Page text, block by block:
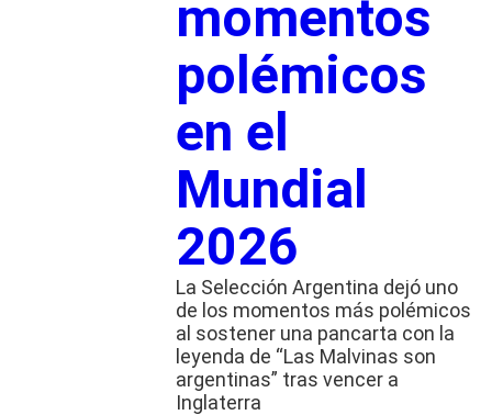
momentos
polémicos
en el
Mundial
2026
La Selección Argentina dejó uno
de los momentos más polémicos
al sostener una pancarta con la
leyenda de “Las Malvinas son
argentinas” tras vencer a
Inglaterra